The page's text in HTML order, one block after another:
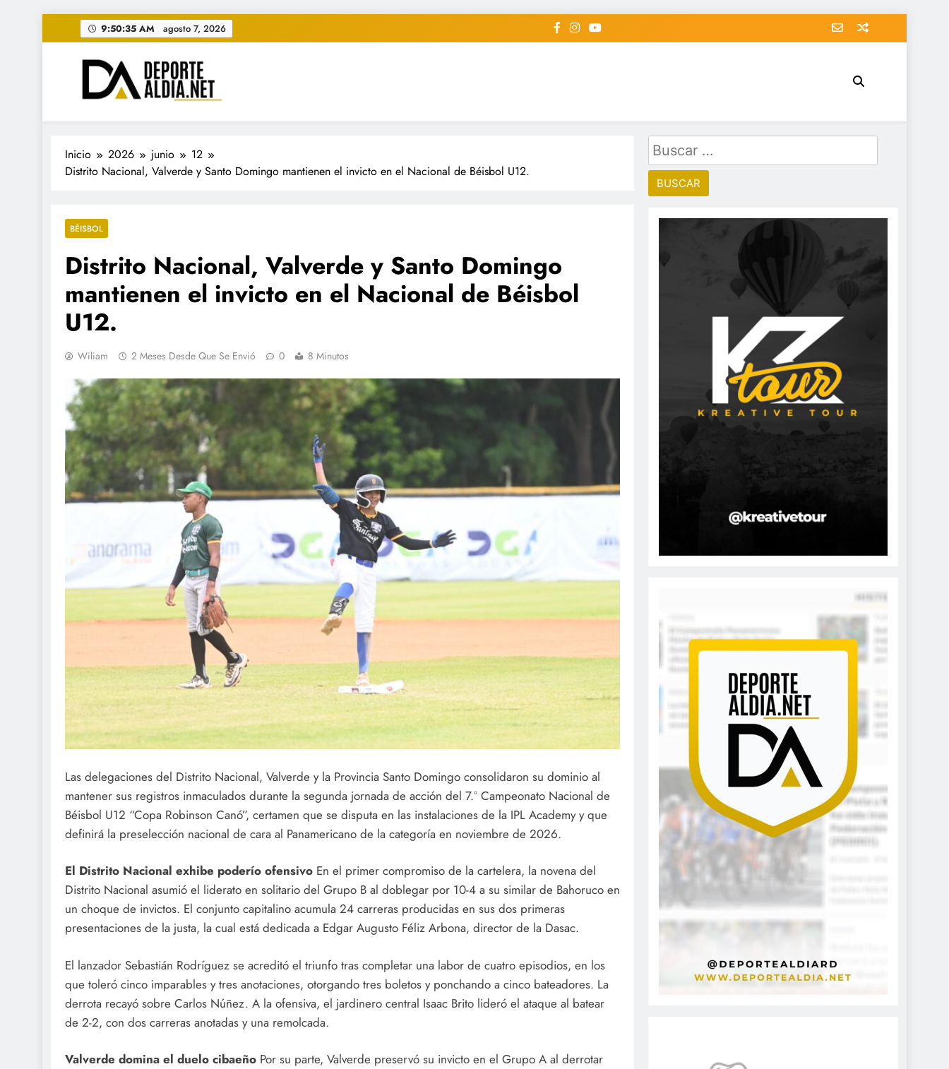
al
contenido
9:50:37 AM agosto 7, 2026
• DEPORTE AL DIA • "Periodico Deportivo Digital"
www.deportealdia.net #deportealdia #deportealdiard #deportealdiaperiodico
Inicio 2026 junio
12
Distrito Nacional, Valverde y Santo Domingo mantienen el invicto en el Nacional de Béisbol U12.
BÉISBOL
Distrito Nacional, Valverde y Santo Domingo
mantienen el invicto en el Nacional de Béisbol
U12.
Wiliam 2 Meses Desde Que Se Envió 0 8 Minutos
Las delegaciones del Distrito Nacional, Valverde y la Provincia Santo Domingo consolidaron su dominio al
mantener sus registros inmaculados durante la segunda jornada de acción del 7.° Campeonato Nacional de
Béisbol U12 “Copa Robinson Canó”, certamen que se disputa en las instalaciones de la IPL Academy y que
definirá la preselección nacional de cara al Panamericano de la categoría en noviembre de 2026.
El Distrito Nacional exhibe poderío ofensivo En el primer compromiso de la cartelera, la novena del
Distrito Nacional asumió el liderato en solitario del Grupo B al doblegar por 10-4 a su similar de Bahoruco en
un choque de invictos. El conjunto capitalino acumula 24 carreras producidas en sus dos primeras
presentaciones de la justa, la cual está dedicada a Edgar Augusto Féliz Arbona, director de la Dasac.
El lanzador Sebastián Rodríguez se acreditó el triunfo tras completar una labor de cuatro episodios, en los
que toleró cinco imparables y tres anotaciones, otorgando tres boletos y ponchando a cinco bateadores. La
derrota recayó sobre Carlos Núñez. A la ofensiva, el jardinero central Isaac Brito lideró el ataque al batear
de 2-2, con dos carreras anotadas y una remolcada.
Valverde domina el duelo cibaeño Por su parte, Valverde preservó su invicto en el Grupo A al derrotar
Buscar: